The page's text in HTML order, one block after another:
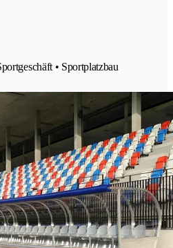
• Sportplatzbau